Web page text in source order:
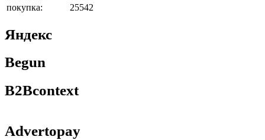
покупка:
25542
Яндекс
Begun
B2Bcontext
Advertopay